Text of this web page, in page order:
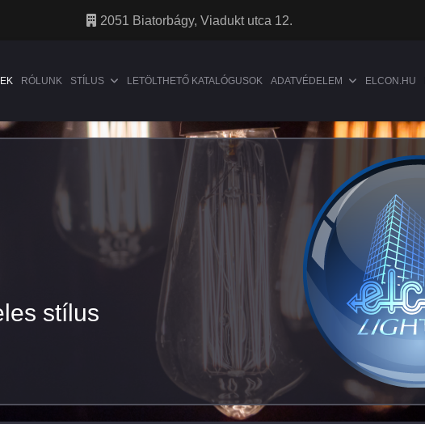
2051 Biatorbágy, Viadukt utca 12.
RÓLUNK STÍLUS LETÖLTHETŐ KATALÓGUSOK ADATVÉDELEM ELCON.HU
stílus
stílus